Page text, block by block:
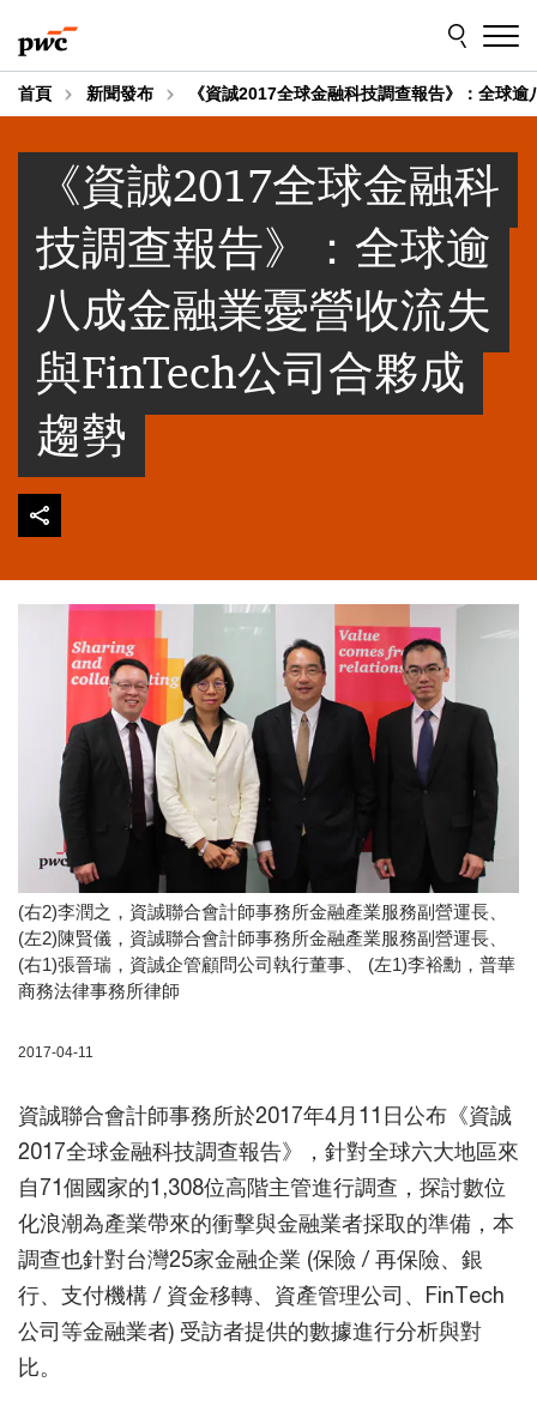
to
content
to
footer
首頁 新聞發布 《資誠2017全球金融科技調查報告》：全球
《資誠2017全球金融科
技調查報告》：全球逾
八成金融業憂營收流失
與FinTech公司合夥成
趨勢
(右2)李潤之，資誠聯合會計師事務所金融產業服務副營運長、
(左2)陳賢儀，資誠聯合會計師事務所金融產業服務副營運長、
(右1)張晉瑞，資誠企管顧問公司執行董事、 (左1)李裕勳，普華
商務法律事務所律師
2017-04-11
資誠聯合會計師事務所於2017年4月11日公布《資誠
2017全球金融科技調查報告》，針對全球六大地區來
自71個國家的1,308位高階主管進行調查，探討數位
化浪潮為產業帶來的衝擊與金融業者採取的準備，本
調查也針對台灣25家金融企業 (保險 / 再保險、銀
行、支付機構 / 資金移轉、資產管理公司、FinTech
公司等金融業者) 受訪者提供的數據進行分析與對
比。